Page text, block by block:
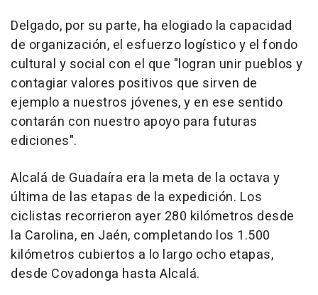
Delgado, por su parte, ha elogiado la capacidad
de organización, el esfuerzo logístico y el fondo
cultural y social con el que "logran unir pueblos y
contagiar valores positivos que sirven de
ejemplo a nuestros jóvenes, y en ese sentido
contarán con nuestro apoyo para futuras
ediciones".
Alcalá de Guadaíra era la meta de la octava y
última de las etapas de la expedición. Los
ciclistas recorrieron ayer 280 kilómetros desde
la Carolina, en Jaén, completando los 1.500
kilómetros cubiertos a lo largo ocho etapas,
desde Covadonga hasta Alcalá.